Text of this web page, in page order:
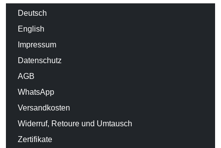
Deutsch
English
Impressum
Datenschutz
AGB
WhatsApp
Versandkosten
Widerruf, Retoure und Umtausch
Zertifikate